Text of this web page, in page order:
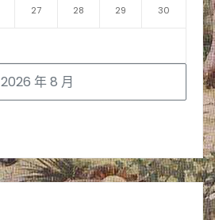
2026 年 8 月
27 28 29 30